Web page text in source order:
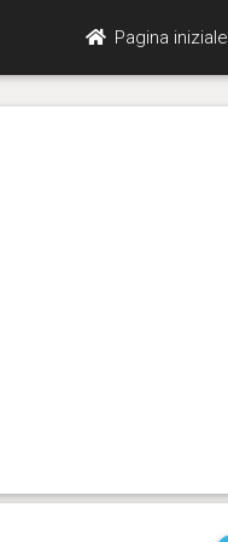
Pagina iniziale